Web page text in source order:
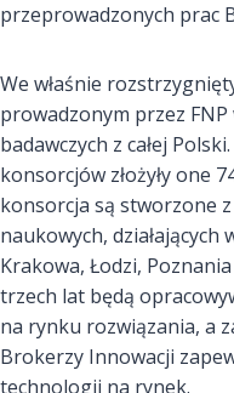
przeprowadzonych prac
We właśnie
prowadzonym przez FNP
badawczych z całej
konsorcjów złożyły one
konsorcja są stworzone
naukowych, działających
Krakowa, Łodzi,
trzech lat będą
na rynku rozwiązania, a
Brokerzy Innowacji
technologii na rynek.